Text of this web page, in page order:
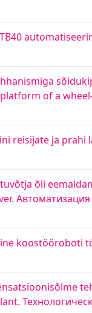
of a
reisijate ja prahi
õli
koostööroboti